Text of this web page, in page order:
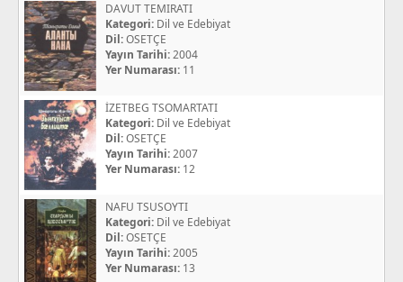
DAVUT TEMIRATI
Kategori: Dil ve Edebiyat
Dil:OSETÇE
Yayın Tarihi:2004
Yer Numarası: 11
İZETBEG TSOMARTATI
Kategori: Dil ve Edebiyat
Dil:OSETÇE
Yayın Tarihi:2007
Yer Numarası: 12
NAFU TSUSOYTI
Kategori: Dil ve Edebiyat
Dil:OSETÇE
Yayın Tarihi:2005
Yer Numarası: 13